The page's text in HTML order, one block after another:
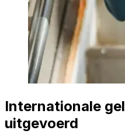
Internationale
uitgevoerd